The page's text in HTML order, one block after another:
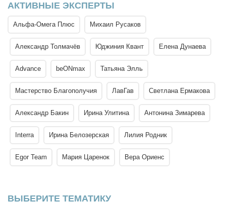
АКТИВНЫЕ ЭКСПЕРТЫ
Альфа-Омега Плюс Михаил Русаков
Александр Толмачёв Юджиния Квант Елена Дунаева
Advance beONmax Татьяна Элль
Мастерство Благополучия ЛавГав Светлана Ермакова
Александр Бакин Ирина Улитина Антонина Зимарева
Interra Ирина Белозерская Лилия Родник
Egor Team Мария Царенок Вера Ориенс
ВЫБЕРИТЕ ТЕМАТИКУ